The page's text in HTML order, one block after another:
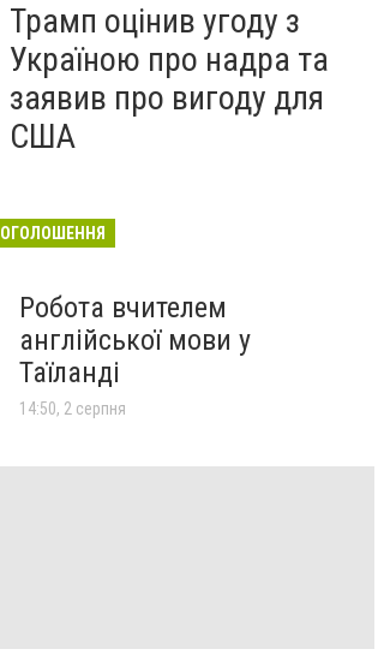
Трамп оцінив угоду з
Україною про надра та
заявив про вигоду для
США
ОГОЛОШЕННЯ
Робота вчителем
англійської мови у
Таїланді
14:50, 2 серпня